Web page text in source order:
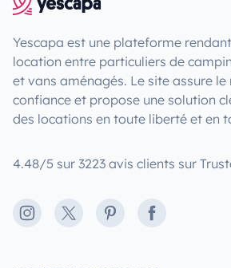
Yescapa est une plateforme
location entre particuliers de
et vans aménagés. Le site assure
confiance et propose une solution
des locations en toute liberté et en
4.48/5 sur 3223 avis clients sur
Instagram
X PinterestFacebook